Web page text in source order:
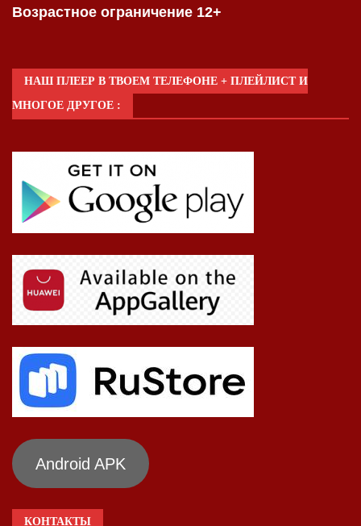
Возрастное ограничение 12+
НАШ ПЛЕЕР В ТВОЕМ ТЕЛЕФОНЕ + ПЛЕЙЛИСТ И
МНОГОЕ ДРУГОЕ :
Android APK
КОНТАКТЫ